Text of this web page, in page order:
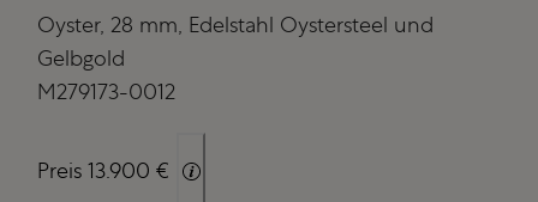
Oyster, 28 mm, Edelstahl Oystersteel und
Gelbgold
M279173-0012
Preis 13.900 €